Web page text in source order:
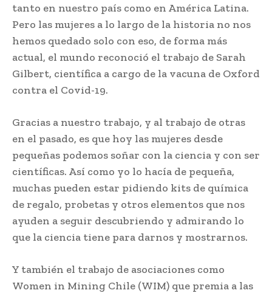
tanto en nuestro país como en América Latina.
Pero las mujeres a lo largo de la historia no nos
hemos quedado solo con eso, de forma más
actual, el mundo reconoció el trabajo de Sarah
Gilbert, científica a cargo de la vacuna de Oxford
contra el Covid-19.
Gracias a nuestro trabajo, y al trabajo de otras
en el pasado, es que hoy las mujeres desde
pequeñas podemos soñar con la ciencia y con ser
científicas. Así como yo lo hacía de pequeña,
muchas pueden estar pidiendo kits de química
de regalo, probetas y otros elementos que nos
ayuden a seguir descubriendo y admirando lo
que la ciencia tiene para darnos y mostrarnos.
Y también el trabajo de asociaciones como
Women in Mining Chile (WIM) que premia a las